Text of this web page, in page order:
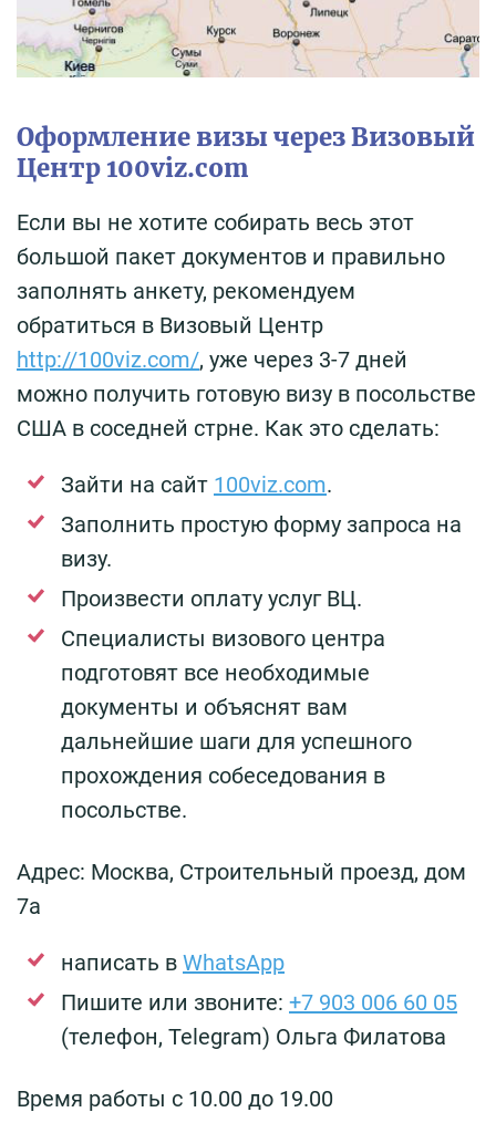
Оформление визы через Визовый
Центр 100viz.com
Если вы не хотите собирать весь этот
большой пакет документов и правильно
заполнять анкету, рекомендуем
обратиться в Визовый Центр
http://100viz.com/, уже через 3-7 дней
можно получить готовую визу в посольстве
США в соседней стрне. Как это сделать:
Зайти на сайт 100viz.com.
Заполнить простую форму запроса на
визу.
Произвести оплату услуг ВЦ.
Специалисты визового центра
подготовят все необходимые
документы и объяснят вам
дальнейшие шаги для успешного
прохождения собеседования в
посольстве.
Адрес: Москва, Строительный проезд, дом
7а
написать в WhatsApp
Пишите или звоните: +7 903 006 60 05
(телефон, Telegram) Ольга Филатова
Время работы с 10.00 до 19.00